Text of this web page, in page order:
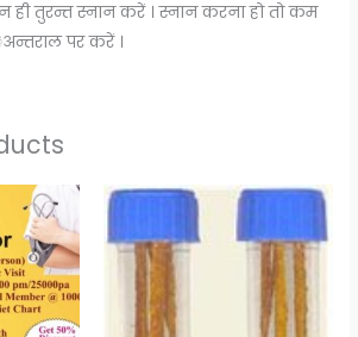
ही तुरन्त स्नान करें । स्नान करना हो तो कम
पर करें ।